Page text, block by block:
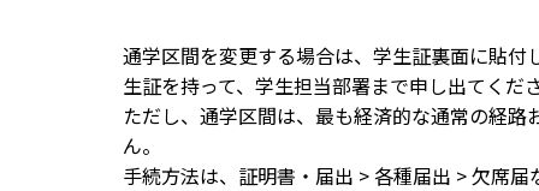
通学区間を変更する場合は、学生証裏面に貼付
生証を持って、学生担当部署まで申し出てくだ
ただし、通学区間は、最も経済的な通常の経
ん。
手続方法は、証明書・届出 > 各種届出 > 欠席届